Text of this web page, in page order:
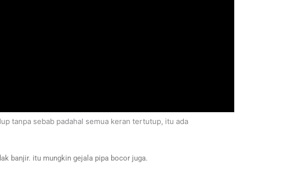
tanpa sebab padahal semua keran tertutup, itu ada
banjir. itu mungkin gejala pipa bocor juga.